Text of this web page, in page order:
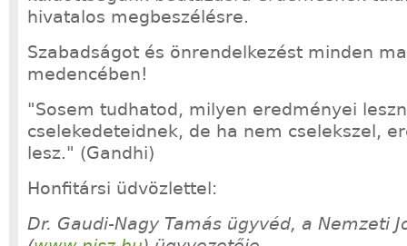
hivatalos megbeszélésre.
Szabadságot és önrendelkezést minden
medencében!
"Sosem tudhatod, milyen eredményei
cselekedeteidnek, de ha nem cselekszel,
lesz." (Gandhi)
Honfitársi üdvözlettel:
Dr. Gaudi-Nagy Tamás ügyvéd, a Nemzeti